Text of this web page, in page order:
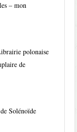
– mon
polonaise
de
Solénoïde